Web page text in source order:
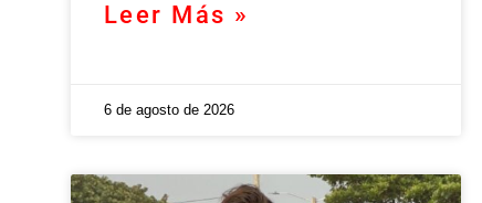
Leer Más »
6 de agosto de 2026